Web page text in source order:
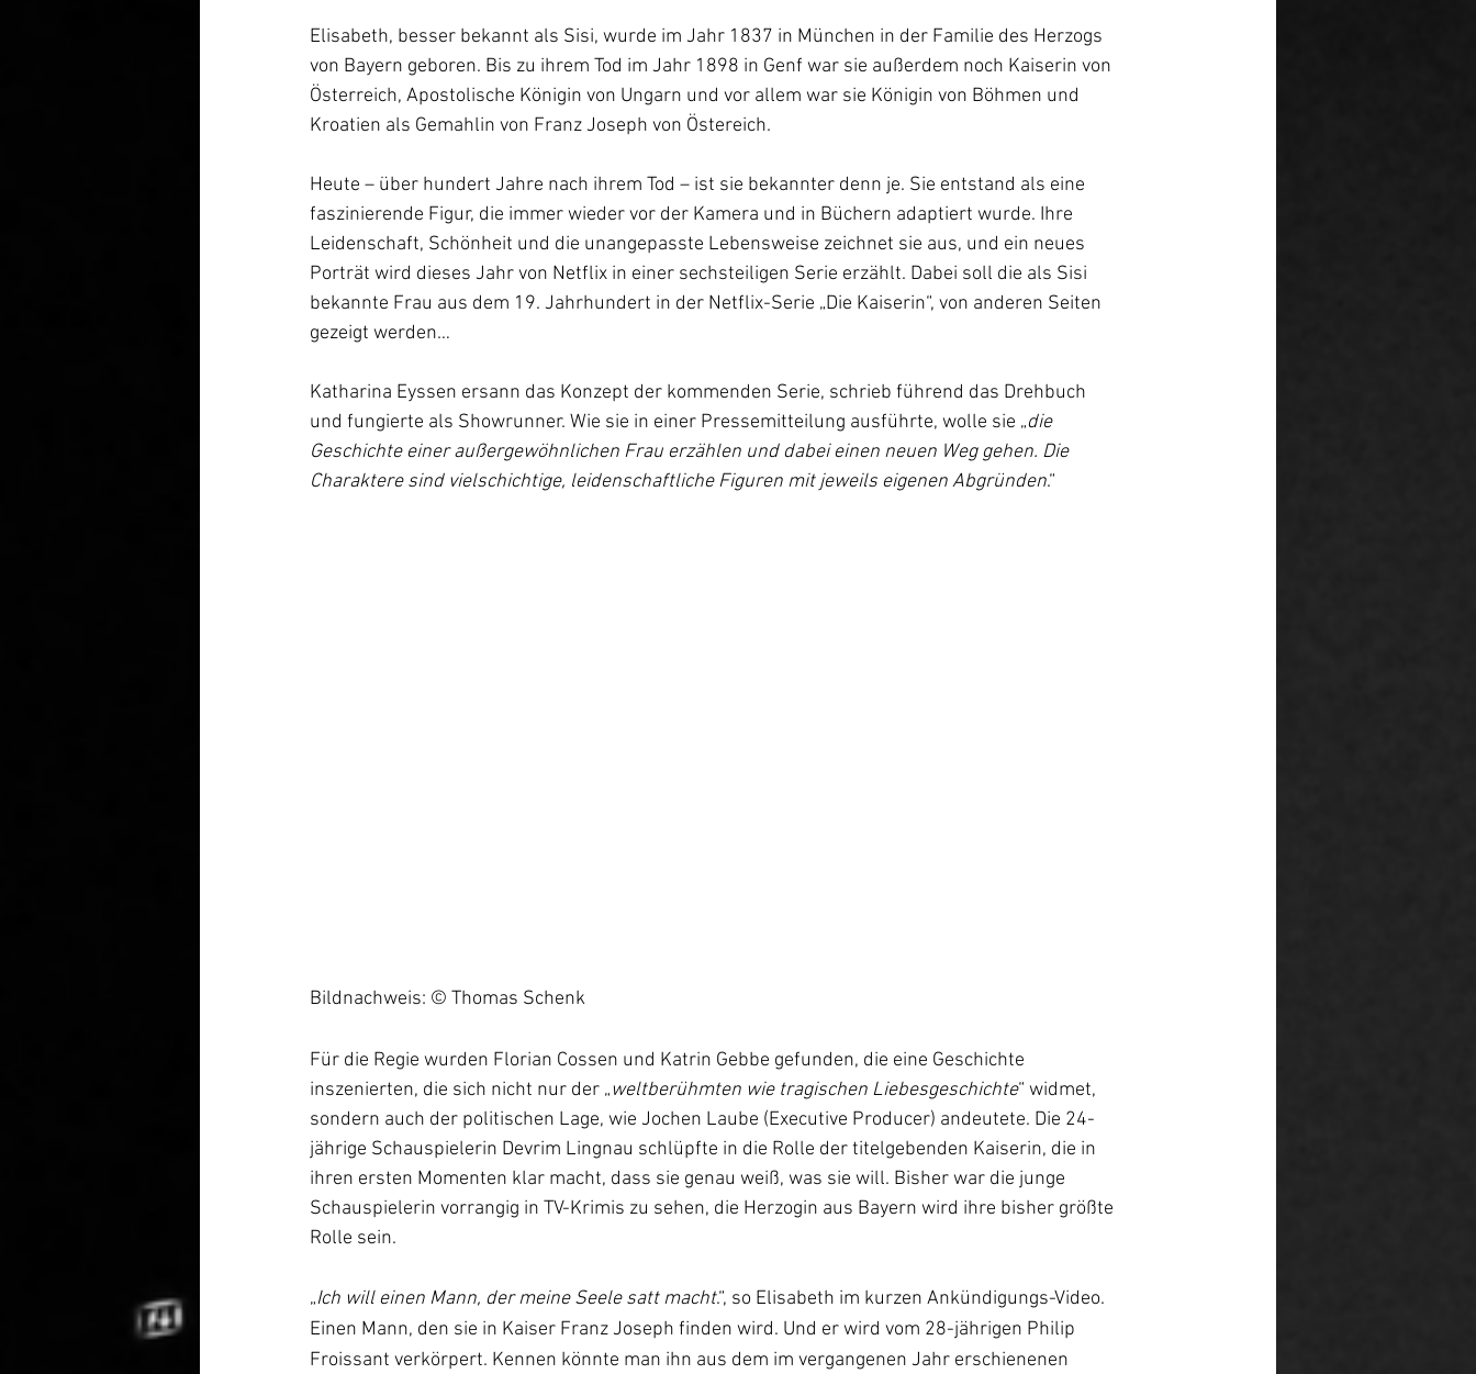
Elisabeth, besser bekannt als Sisi, wurde im Jahr 1837 in München in der Familie des Herzogs
von Bayern geboren. Bis zu ihrem Tod im Jahr 1898 in Genf war sie außerdem noch Kaiserin von
Österreich, Apostolische Königin von Ungarn und vor allem war sie Königin von Böhmen und
Kroatien als Gemahlin von Franz Joseph von Östereich.
Heute – über hundert Jahre nach ihrem Tod – ist sie bekannter denn je. Sie entstand als eine
faszinierende Figur, die immer wieder vor der Kamera und in Büchern adaptiert wurde. Ihre
Leidenschaft, Schönheit und die unangepasste Lebensweise zeichnet sie aus, und ein neues
Porträt wird dieses Jahr von Netflix in einer sechsteiligen Serie erzählt. Dabei soll die als Sisi
bekannte Frau aus dem 19. Jahrhundert in der Netflix-Serie „Die Kaiserin“, von anderen Seiten
gezeigt werden…
Katharina Eyssen ersann das Konzept der kommenden Serie, schrieb führend das Drehbuch
und fungierte als Showrunner. Wie sie in einer Pressemitteilung ausführte, wolle sie „die
Geschichte einer außergewöhnlichen Frau erzählen und dabei einen neuen Weg gehen. Die
Charaktere sind vielschichtige, leidenschaftliche Figuren mit jeweils eigenen Abgründen.“
Bildnachweis: © Thomas Schenk
Für die Regie wurden Florian Cossen und Katrin Gebbe gefunden, die eine Geschichte
inszenierten, die sich nicht nur der „weltberühmten wie tragischen Liebesgeschichte“ widmet,
sondern auch der politischen Lage, wie Jochen Laube (Executive Producer) andeutete. Die 24-
jährige Schauspielerin Devrim Lingnau schlüpfte in die Rolle der titelgebenden Kaiserin, die in
ihren ersten Momenten klar macht, dass sie genau weiß, was sie will. Bisher war die junge
Schauspielerin vorrangig in TV-Krimis zu sehen, die Herzogin aus Bayern wird ihre bisher größte
Rolle sein.
„Ich will einen Mann, der meine Seele satt macht.“, so Elisabeth im kurzen Ankündigungs-Video.
Einen Mann, den sie in Kaiser Franz Joseph finden wird. Und er wird vom 28-jährigen Philip
Froissant verkörpert. Kennen könnte man ihn aus dem im vergangenen Jahr erschienenen